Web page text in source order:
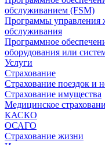
обслуживанием (FSM)
Программы управления
обслуживания
Программное
оборудования или
Услуги
Страхование
Страхование поездок и
Страхование имущества
Медицинское
КАСКО
ОСАГО
Страхование жизни